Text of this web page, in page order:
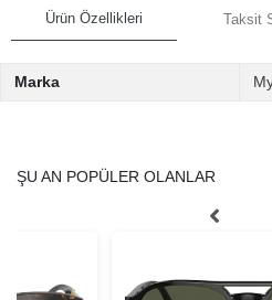
Ürün Özellikleri Taksit
Marka
ŞU AN POPÜLER OLANLAR